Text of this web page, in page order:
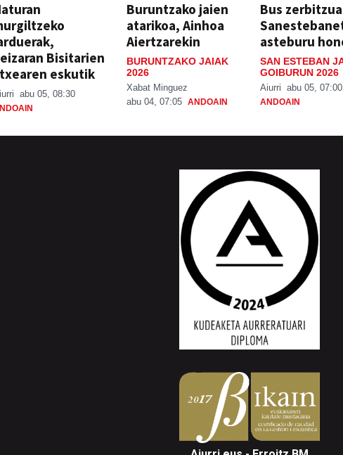
Bisitarien
eskutik
abu 05, 08:30
Buruntzako jaien
atarikoa, Ainhoa
Aiertzarekin
BURUNTZAKO JAIAK
2026
Xabat Minguez
abu 04, 07:05 ANDOAIN
Bus zerbitzua
asteburu
SAN ESTEBAN
GOIBURUN 2026
Aiurri abu 05, 07:00
ANDOAIN